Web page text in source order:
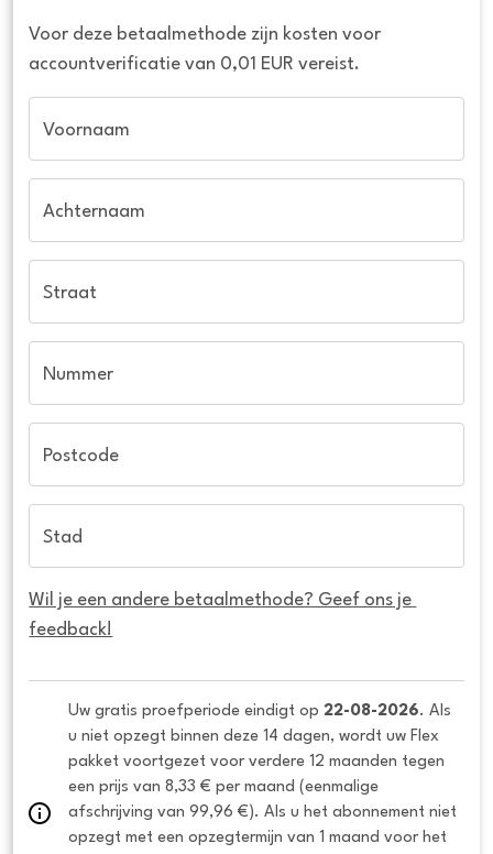
Voor deze betaalmethode zijn kosten voor
accountverificatie van 0,01 EUR vereist.
Voornaam
Achternaam
Straat
Nummer
Postcode
Stad
Wil je een andere betaalmethode? Geef ons je
feedback!
Uw gratis proefperiode eindigt op 22-08-2026. Als
u niet opzegt binnen deze 14 dagen, wordt uw Flex
pakket voortgezet voor verdere 12 maanden tegen
een prijs van 8,33 € per maand (eenmalige
afschrijving van 99,96 €). Als u het abonnement niet
opzegt met een opzegtermijn van 1 maand voor het